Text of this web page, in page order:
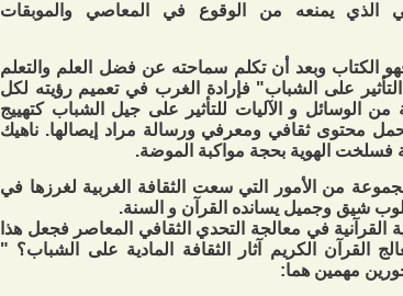
الذي يمنعه من الوقوع في المعاصي والموبقات
فهو الكتاب وبعد أن تكلم سماحته عن فضل العلم والتعلم
على الشباب" فإرادة الغرب في تعميم رؤيته لكل
من الوسائل و الآليات للتأثير على جيل الشباب كتهييج
محتوى ثقافي ومعرفي ورسالة مراد إيصالها. ناهيك
فسلخت الهوية بحجة مواكبة الموضة.
من الأمور التي سعت الثقافة الغربية لغرزها في
شيق وجميل يسانده القرآن و السنة.
القرآنية في معالجة التحدي الثقافي المعاصر فجعل هذا
القرآن الكريم آثار الثقافة المادية على الشباب؟ "
مهمين هما: